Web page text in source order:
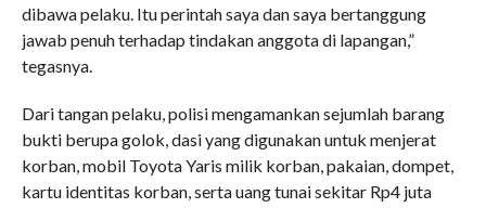
dibawa pelaku. Itu perintah saya dan saya bertanggung
jawab penuh terhadap tindakan anggota di lapangan,”
tegasnya.
Dari tangan pelaku, polisi mengamankan sejumlah barang
bukti berupa golok, dasi yang digunakan untuk menjerat
korban, mobil Toyota Yaris milik korban, pakaian, dompet,
kartu identitas korban, serta uang tunai sekitar Rp4 juta